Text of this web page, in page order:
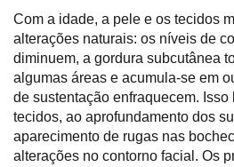
Com a idade, a pele e os tecidos
alterações naturais: os níveis de
diminuem, a gordura subcutânea
algumas áreas e acumula-se em
de sustentação enfraquecem.
tecidos, ao aprofundamento dos
aparecimento de rugas nas
alterações no contorno facial. Os